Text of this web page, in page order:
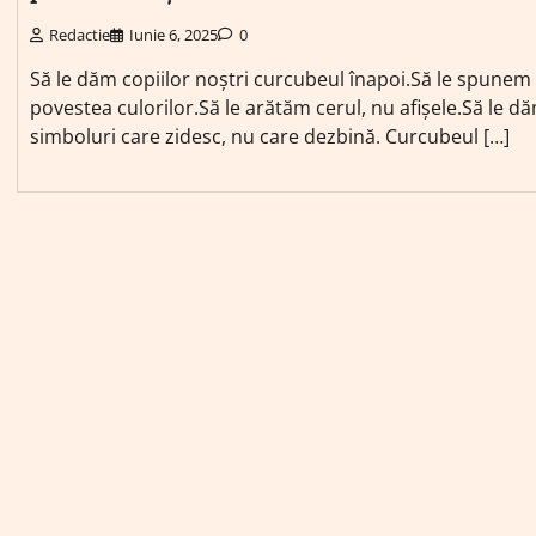
Redactie Iunie 6, 2025 0
Să le dăm copiilor noștri curcubeul înapoi.Să le spunem
povestea culorilor.Să le arătăm cerul, nu afișele.Să le
simboluri care zidesc, nu care dezbină. Curcubeul […]